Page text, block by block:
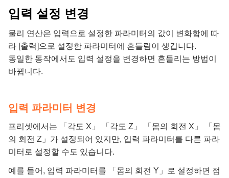
입력 설정 변경
물리 연산은 입력으로 설정한 파라미터의 값이 변화함에 따
라 [출력]으로 설정한 파라미터에 흔들림이 생깁니다.
동일한 동작에서도 입력 설정을 변경하면 흔들리는 방법이
바뀝니다.
입력 파라미터 변경
프리셋에서는 「각도 X」 「각도 Z」 「몸의 회전 X」 「몸
의 회전 Z」가 설정되어 있지만, 입력 파라미터를 다른 파라
미터로 설정할 수도 있습니다.
예를 들어, 입력 파라미터를 「몸의 회전 Y」로 설정하면 점